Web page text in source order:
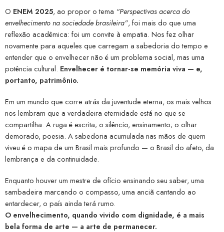
O ENEM 2025, ao propor o tema “Perspectivas acerca do
envelhecimento na sociedade brasileira”, foi mais do que uma
reflexão acadêmica: foi um convite à empatia. Nos fez olhar
novamente para aqueles que carregam a sabedoria do tempo e
entender que o envelhecer não é um problema social, mas uma
potência cultural. Envelhecer é tornar-se memória viva — e,
portanto, patrimônio.
Em um mundo que corre atrás da juventude eterna, os mais velhos
nos lembram que a verdadeira eternidade está no que se
compartilha. A ruga é escrita; o silêncio, ensinamento; o olhar
demorado, poesia. A sabedoria acumulada nas mãos de quem
viveu é o mapa de um Brasil mais profundo — o Brasil do afeto, da
lembrança e da continuidade.
Enquanto houver um mestre de ofício ensinando seu saber, uma
sambadeira marcando o compasso, uma anciã cantando ao
entardecer, o país ainda terá rumo.
O envelhecimento, quando vivido com dignidade, é a mais
bela forma de arte — a arte de permanecer.